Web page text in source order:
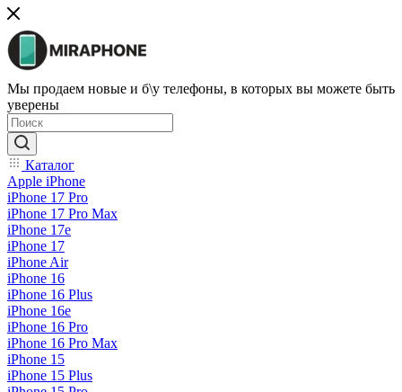
Мы продаем новые и б\у телефоны, в которых вы можете быть
уверены
Каталог
Apple iPhone
iPhone 17 Pro
iPhone 17 Pro Max
iPhone 17e
iPhone 17
iPhone Air
iPhone 16
iPhone 16 Plus
iPhone 16e
iPhone 16 Pro
iPhone 16 Pro Max
iPhone 15
iPhone 15 Plus